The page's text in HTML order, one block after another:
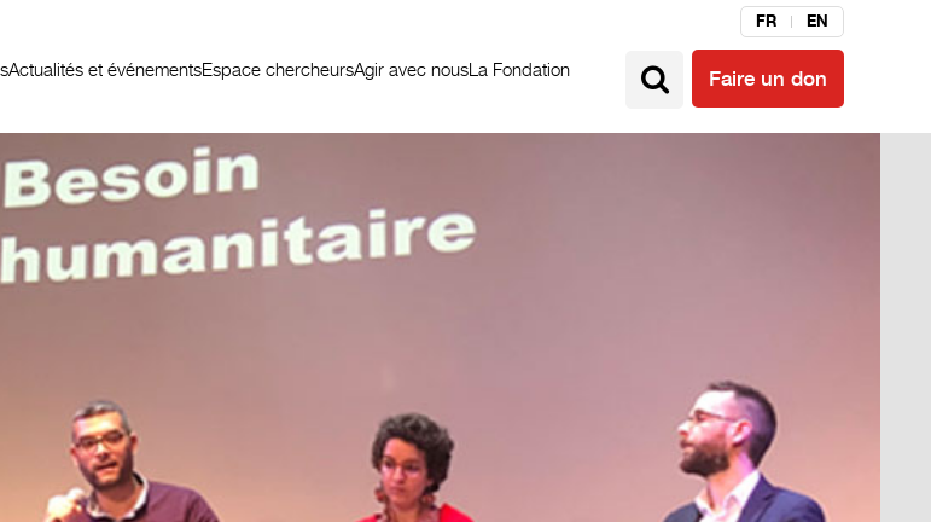
FR EN
Actualités et événementsEspace chercheursAgir avec nousLa Fondation Faire un don